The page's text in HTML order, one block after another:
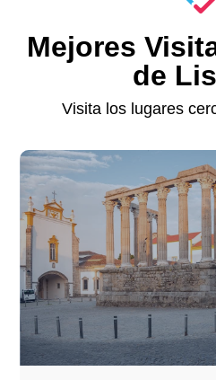
Mejores
de
Visita los lugares